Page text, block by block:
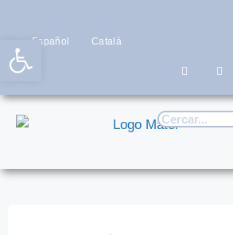
Español Català
Obre la barra d'eines